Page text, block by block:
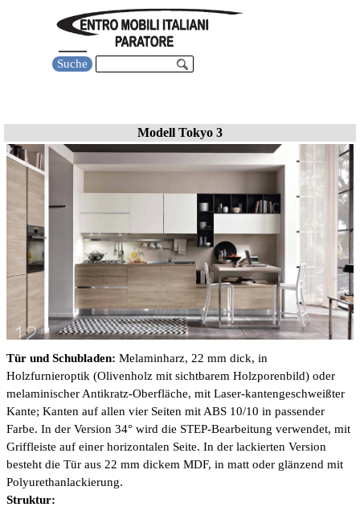
Menü überspringen
Suche
Modell Tokyo 3
Tür und Schubladen: Melaminharz, 22 mm dick, in
Holzfurnieroptik (Olivenholz mit sichtbarem Holzporenbild) oder
melaminischer Antikratz-Oberfläche, mit Laser-kantengeschweißter
Kante; Kanten auf allen vier Seiten mit ABS 10/10 in passender
Farbe. In der Version 34° wird die STEP-Bearbeitung verwendet, mit
Griffleiste auf einer horizontalen Seite. In der lackierten Version
besteht die Tür aus 22 mm dickem MDF, in matt oder glänzend mit
Polyurethanlackierung.
Struktur: